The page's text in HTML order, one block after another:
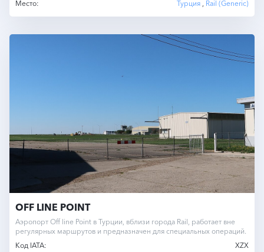
Место: Турция Rail (Generic)
OFF LINE POINT
Аэропорт Off line Point в Турции, вблизи города Rail, работает вне
регулярных маршрутов и предназначен для специальных операций.
Код IATA:
XZX